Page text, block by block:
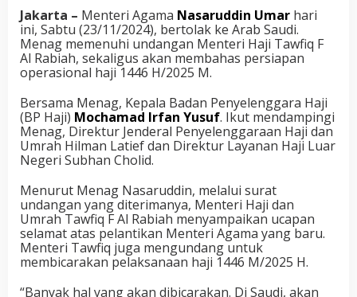
Jakarta – Menteri Agama Nasaruddin Umar hari
ini, Sabtu (23/11/2024), bertolak ke Arab Saudi.
Menag memenuhi undangan Menteri Haji Tawfiq F
Al Rabiah, sekaligus akan membahas persiapan
operasional haji 1446 H/2025 M.
Bersama Menag, Kepala Badan Penyelenggara Haji
(BP Haji) Mochamad Irfan Yusuf. Ikut mendampingi
Menag, Direktur Jenderal Penyelenggaraan Haji dan
Umrah Hilman Latief dan Direktur Layanan Haji Luar
Negeri Subhan Cholid.
Menurut Menag Nasaruddin, melalui surat
undangan yang diterimanya, Menteri Haji dan
Umrah Tawfiq F Al Rabiah menyampaikan ucapan
selamat atas pelantikan Menteri Agama yang baru.
Menteri Tawfiq juga mengundang untuk
membicarakan pelaksanaan haji 1446 M/2025 H.
“Banyak hal yang akan dibicarakan. Di Saudi, akan